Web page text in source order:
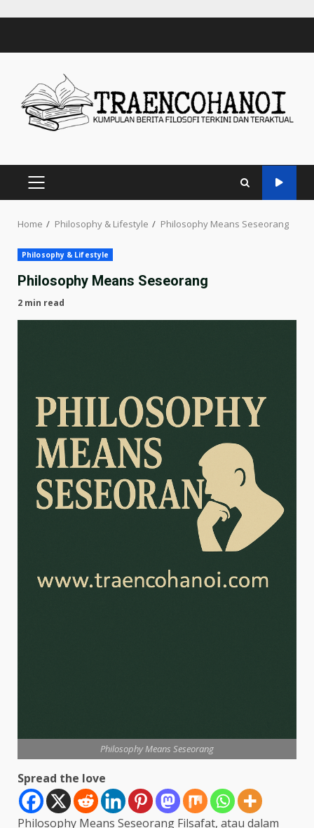
PRIMARY
Home Philosophy & Lifestyle Philosophy Means Seseorang
Philosophy & Lifestyle
Philosophy Means Seseorang
2 min read
Philosophy Means Seseorang
Spread the love
Philosophy Means Seseorang Filsafat, atau dalam